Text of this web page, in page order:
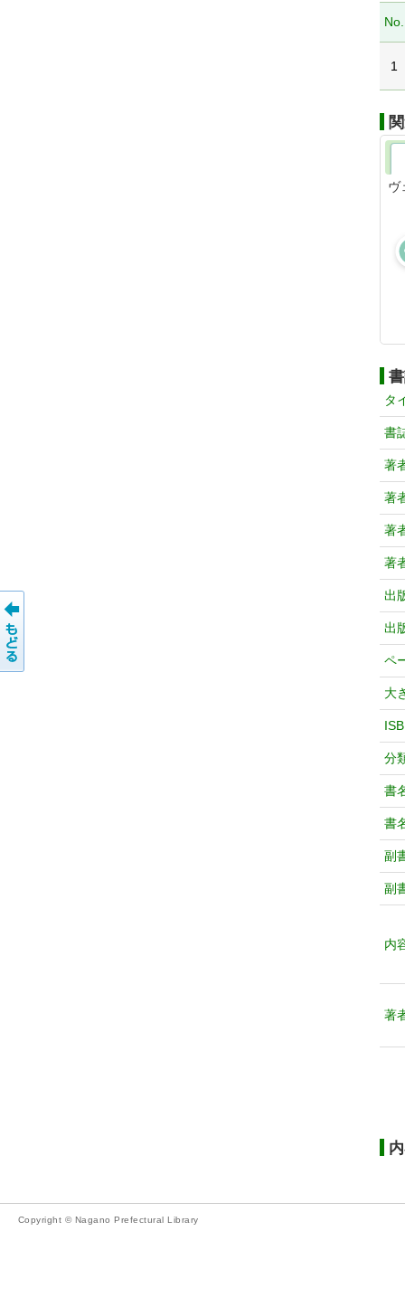
No.
1
ヴ
タ
書
著
著
著
著
出
出
ペ
大
分
書
書
副
副
内
著
Copyright © Nagano Prefectural Library